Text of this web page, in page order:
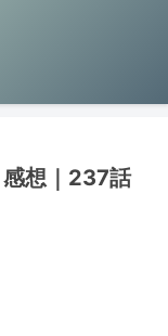
想｜237話